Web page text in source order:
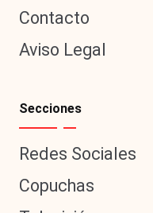
Contacto
Aviso Legal
Secciones
Redes Sociales
Copuchas